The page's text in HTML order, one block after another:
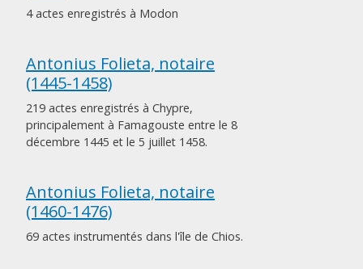
4 actes enregistrés à Modon
Antonius Folieta, notaire
(1445-1458)
219 actes enregistrés à Chypre,
principalement à Famagouste entre le 8
décembre 1445 et le 5 juillet 1458.
Antonius Folieta, notaire
(1460-1476)
69 actes instrumentés dans l'île de Chios.